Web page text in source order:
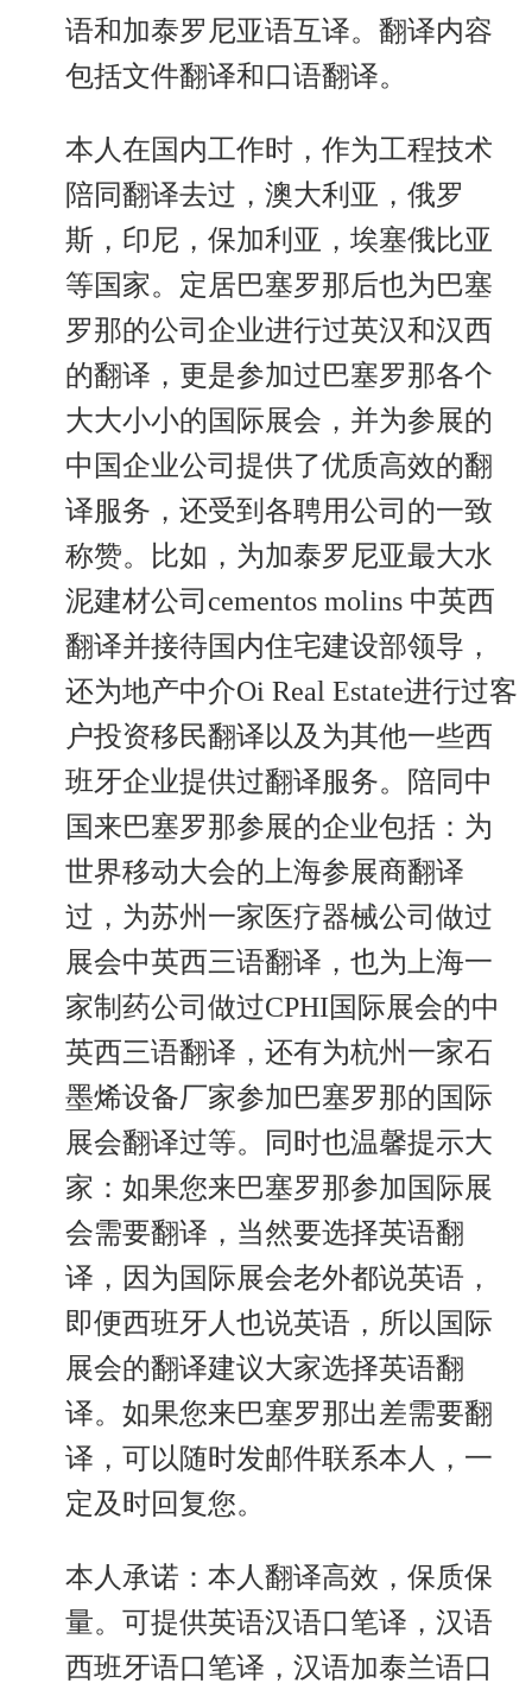
语和加泰罗尼亚语互译。翻译内容
包括文件翻译和口语翻译。
本人在国内工作时，作为工程技术
陪同翻译去过，澳大利亚，俄罗
斯，印尼，保加利亚，埃塞俄比亚
等国家。定居巴塞罗那后也为巴塞
罗那的公司企业进行过英汉和汉西
的翻译，更是参加过巴塞罗那各个
大大小小的国际展会，并为参展的
中国企业公司提供了优质高效的翻
译服务，还受到各聘用公司的一致
称赞。比如，为加泰罗尼亚最大水
泥建材公司cementos molins 中英西
翻译并接待国内住宅建设部领导，
还为地产中介Oi Real Estate进行过客
户投资移民翻译以及为其他一些西
班牙企业提供过翻译服务。陪同中
国来巴塞罗那参展的企业包括：为
世界移动大会的上海参展商翻译
过，为苏州一家医疗器械公司做过
展会中英西三语翻译，也为上海一
家制药公司做过CPHI国际展会的中
英西三语翻译，还有为杭州一家石
墨烯设备厂家参加巴塞罗那的国际
展会翻译过等。同时也温馨提示大
家：如果您来巴塞罗那参加国际展
会需要翻译，当然要选择英语翻
译，因为国际展会老外都说英语，
即便西班牙人也说英语，所以国际
展会的翻译建议大家选择英语翻
译。如果您来巴塞罗那出差需要翻
译，可以随时发邮件联系本人，一
定及时回复您。
本人承诺：本人翻译高效，保质保
量。可提供英语汉语口笔译，汉语
西班牙语口笔译，汉语加泰兰语口